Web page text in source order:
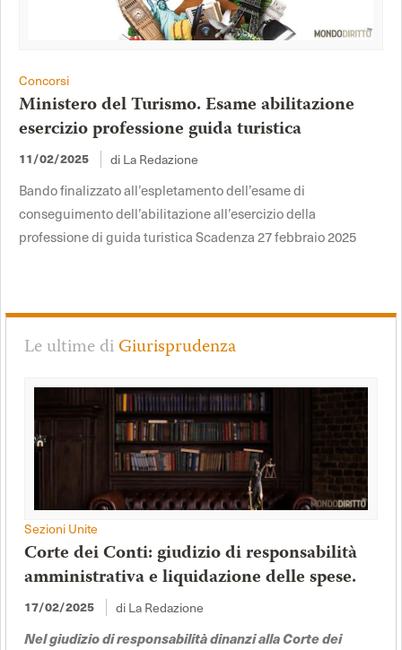
Concorsi
Ministero del Turismo. Esame abilitazione
esercizio professione guida turistica
11/02/2025 di La Redazione
Bando finalizzato all’espletamento dell’esame di
conseguimento dell’abilitazione all’esercizio della
professione di guida turistica Scadenza 27 febbraio 2025
Le ultime diGiurisprudenza
Sezioni Unite
Corte dei Conti: giudizio di responsabilità
amministrativa e liquidazione delle spese.
17/02/2025
di La Redazione
Nel giudizio di responsabilità dinanzi alla Corte dei